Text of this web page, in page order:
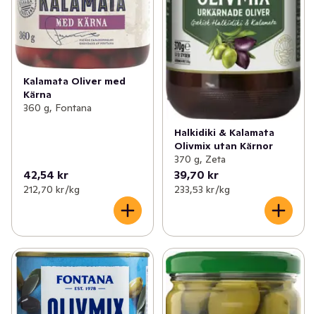
Kalamata Oliver med
Kärna
360 g, Fontana
42,54 kr
212,70 kr /kg
Halkidiki & Kalamata
Olivmix utan Kärnor
370 g, Zeta
39,70 kr
233,53 kr /kg